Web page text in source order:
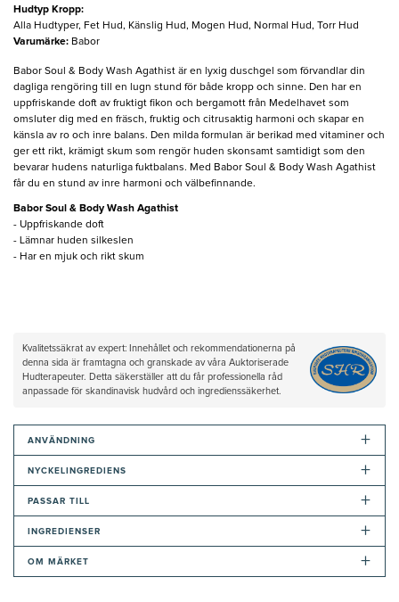
Hudtyp Kropp:
Alla Hudtyper, Fet Hud, Känslig Hud, Mogen Hud, Normal Hud, Torr Hud
Varumärke: Babor
Babor Soul & Body Wash Agathist är en lyxig duschgel som förvandlar din
dagliga rengöring till en lugn stund för både kropp och sinne. Den har en
uppfriskande doft av fruktigt fikon och bergamott från Medelhavet som
omsluter dig med en fräsch, fruktig och citrusaktig harmoni och skapar en
känsla av ro och inre balans. Den milda formulan är berikad med vitaminer och
ger ett rikt, krämigt skum som rengör huden skonsamt samtidigt som den
bevarar hudens naturliga fuktbalans. Med Babor Soul & Body Wash Agathist
får du en stund av inre harmoni och välbefinnande.
Babor Soul & Body Wash Agathist
- Uppfriskande doft
- Lämnar huden silkeslen
- Har en mjuk och rikt skum
Kvalitetssäkrat av expert: Innehållet och rekommendationerna på
denna sida är framtagna och granskade av våra Auktoriserade
Hudterapeuter. Detta säkerställer att du får professionella råd
anpassade för skandinavisk hudvård och ingredienssäkerhet.
ANVÄNDNING +
NYCKELINGREDIENS +
PASSAR TILL +
INGREDIENSER +
OM MÄRKET +